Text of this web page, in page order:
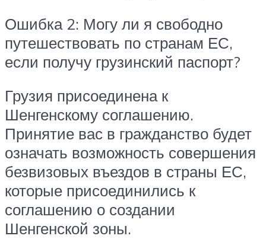
Ошибка 2: Могу ли я свободно
путешествовать по странам ЕС,
если получу грузинский паспорт?
Грузия присоединена к
Шенгенскому соглашению.
Принятие вас в гражданство будет
означать возможность совершения
безвизовых въездов в страны ЕС,
которые присоединились к
соглашению о создании
Шенгенской зоны.